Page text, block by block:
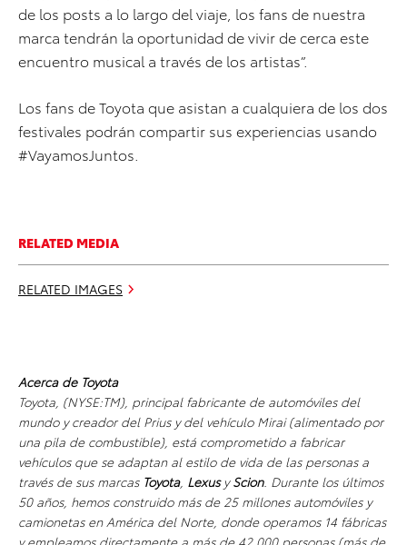
de los posts a lo largo del viaje, los fans de nuestra
marca tendrán la oportunidad de vivir de cerca este
encuentro musical a través de los artistas”.
Los fans de Toyota que asistan a cualquiera de los dos
festivales podrán compartir sus experiencias usando
#VayamosJuntos.
RELATED MEDIA
RELATED IMAGES
Acerca de Toyota
Toyota, (NYSE:TM), principal fabricante de automóviles del
mundo y creador del Prius y del vehículo Mirai (alimentado por
una pila de combustible), está comprometido a fabricar
vehículos que se adaptan al estilo de vida de las personas a
través de sus marcas Toyota, LexusyScion. Durante los últimos
50 años, hemos construido más de 25 millones automóviles y
camionetas en América del Norte, donde operamos 14 fábricas
y empleamos directamente a más de 42,000 personas (más de